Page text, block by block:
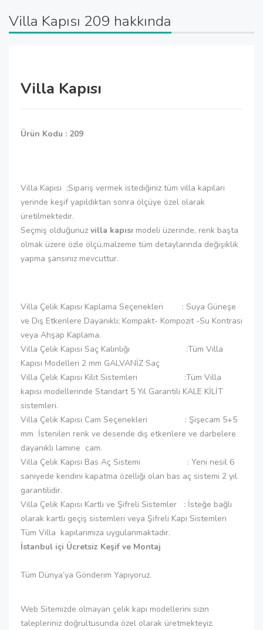
Villa Kapısı 209 hakkında
Villa Kapısı
Ürün Kodu : 209
Villa Kapısı ;Sipariş vermek istediğiniz tüm villa kapıları
yerinde keşif yapıldıktan sonra ölçüye özel olarak
üretilmektedir.
Seçmiş olduğunuz villa kapısı modeli üzerinde, renk başta
olmak üzere özle ölçü,malzeme tüm detaylarında değişiklik
yapma şansınız mevcuttur.
Villa Çelik Kapısı Kaplama Seçenekleri : Suya Güneşe
ve Dış Etkenlere Dayanıklı; Kompakt- Kompozit -Su Kontrası
veya Ahşap Kaplama.
Villa Çelik Kapısı Saç Kalınlığı :Tüm Villa
Kapısı Modelleri 2 mm GALVANİZ Saç
Villa Çelik Kapısı Kilit Sistemleri :Tüm Villa
kapısı modellerinde Standart 5 Yıl Garantili KALE KİLİT
sistemleri.
Villa Çelik Kapısı Cam Seçenekleri : Şişecam 5+5
mm İstenilen renk ve desende dış etkenlere ve darbelere
dayanıklı lamine cam.
Villa Çelik Kapısı Bas Aç Sistemi : Yeni nesil 6
saniyede kendini kapatma özelliği olan bas aç sistemi 2 yıl
garantilidir.
Villa Çelik Kapısı Kartlı ve Şifreli Sistemler : İsteğe bağlı
olarak kartlı geçiş sistemleri veya Şifreli Kapı Sistemleri
Tüm Villa kapılarımıza uygulanmaktadır.
İstanbul içi Ücretsiz Keşif ve Montaj
Tüm Dünya’ya Gönderim Yapıyoruz.
Web Sitemizde olmayan çelik kapı modellerini sizin
talepleriniz doğrultusunda özel olarak üretmekteyiz.